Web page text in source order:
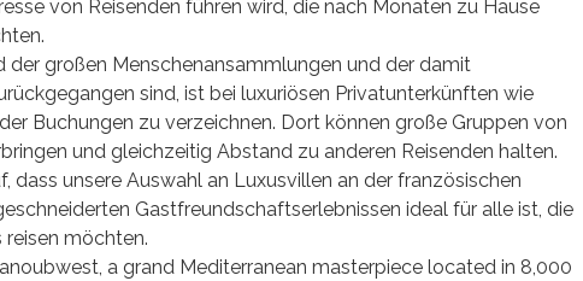
von Reisenden führen wird, die nach Monaten zu Hause
großen Menschenansammlungen und der damit
sind, ist bei luxuriösen Privatunterkünften wie
Buchungen zu verzeichnen. Dort können große Gruppen von
und gleichzeitig Abstand zu anderen Reisenden halten.
dass unsere Auswahl an Luxusvillen an der französischen
Gastfreundschaftserlebnissen ideal für alle ist, die
möchten.
a grand Mediterranean masterpiece located in 8,000